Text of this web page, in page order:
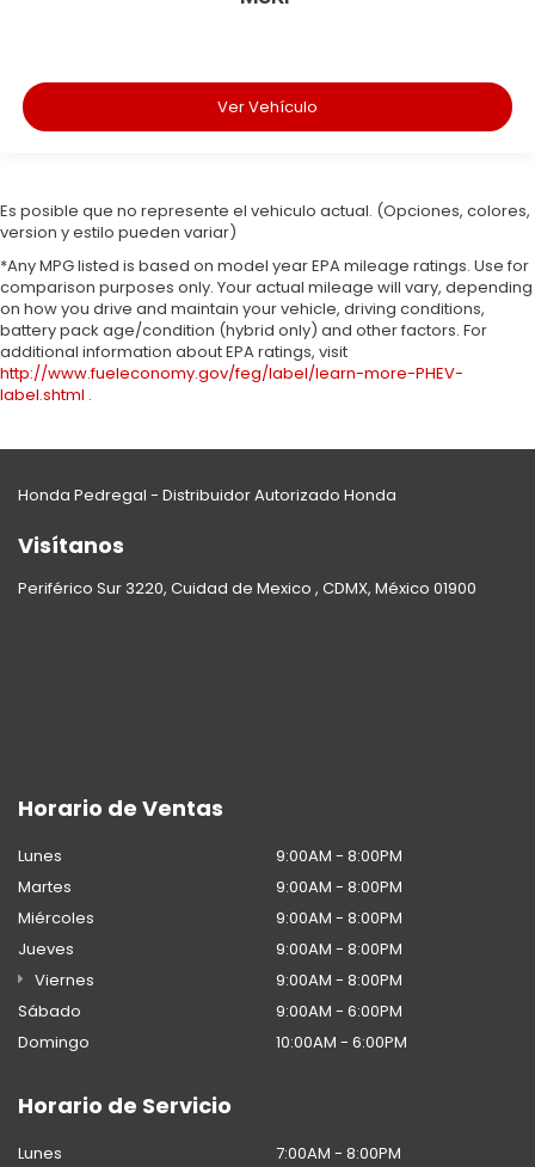
Ver Vehículo
Es posible que no represente el vehiculo actual. (Opciones, colores,
version y estilo pueden variar)
*Any MPG listed is based on model year EPA mileage ratings. Use for
comparison purposes only. Your actual mileage will vary, depending
on how you drive and maintain your vehicle, driving conditions,
battery pack age/condition (hybrid only) and other factors. For
additional information about EPA ratings, visit
http://www.fueleconomy.gov/feg/label/learn-more-PHEV-
label.shtml .
Honda Pedregal - Distribuidor Autorizado Honda
Visítanos
Periférico Sur 3220, Cuidad de Mexico , CDMX, México 01900
Horario de Ventas
Lunes
9:00AM - 8:00PM
Martes
9:00AM - 8:00PM
Miércoles
9:00AM - 8:00PM
Jueves
9:00AM - 8:00PM
Viernes
9:00AM - 8:00PM
Sábado
9:00AM - 6:00PM
Domingo
10:00AM - 6:00PM
Horario de Servicio
Lunes 7:00AM - 8:00PM